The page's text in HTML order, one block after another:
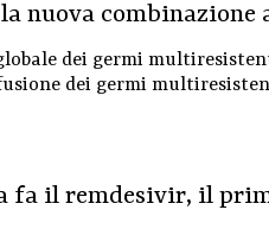
la nuova
dei germi
dei germi
fa il remdesivir, il